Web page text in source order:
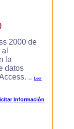
2000 de
la
datos
..Leer
Información